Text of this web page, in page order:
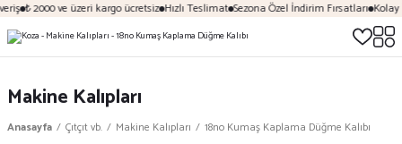
₺ 2000 ve üzeri kargo ücretsiz Hızlı Teslimat Sezona Özel İndirim Fırsatları Kolay
Makine Kalıpları
Anasayfa Çıtçıt vb. Makine Kalıpları 18no Kumaş Kaplama Düğme Kalıbı